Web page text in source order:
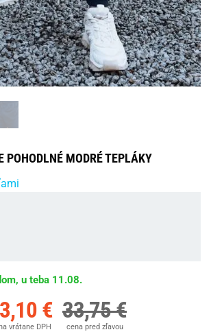
POHODLNÉ MODRÉ TEPLÁKY
u teba 11.08.
€
vrátane DPH
33,75 €
cena pred zľavou